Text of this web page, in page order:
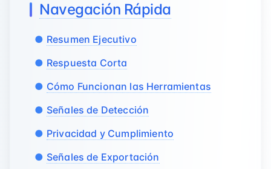
Navegación Rápida
Resumen Ejecutivo
Respuesta Corta
Cómo Funcionan las Herramientas
Señales de Detección
Privacidad y Cumplimiento
Señales de Exportación